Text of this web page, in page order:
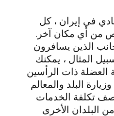
في إيران ، كل
من أي مكان آخر.
الذين يسافرون
المثال ، يمكنك
العضلة ذات الرأسين
البلد والمعالم
تكلفة الخدمات
البلدان الأخرى